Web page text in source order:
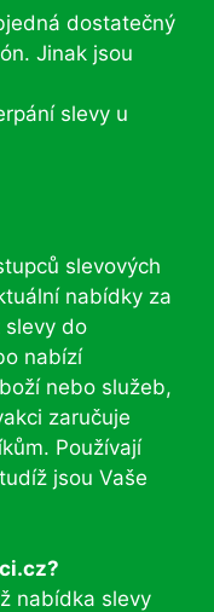
dostatečný
Jinak jsou
slevy u
slevových
nabídky za
slevy do
nabízí
nebo služeb,
zaručuje
Používají
jsou Vaše
nabídka slevy